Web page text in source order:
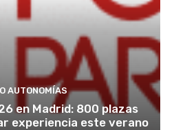
AUTONOMÍAS
en Madrid: 800 plazas
experiencia este verano